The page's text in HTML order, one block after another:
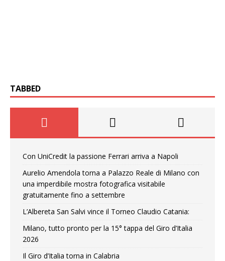
TABBED
Con UniCredit la passione Ferrari arriva a Napoli
Aurelio Amendola torna a Palazzo Reale di Milano con
una imperdibile mostra fotografica visitabile
gratuitamente fino a settembre
L’Albereta San Salvi vince il Torneo Claudio Catania:
Milano, tutto pronto per la 15° tappa del Giro d’Italia
2026
Il Giro d’Italia torna in Calabria